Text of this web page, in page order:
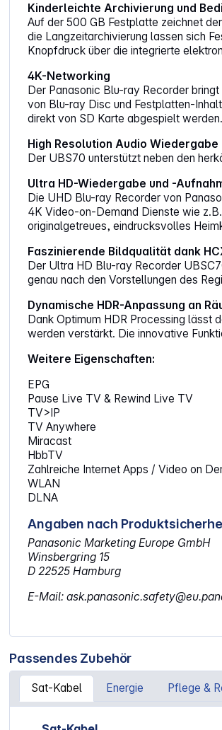
Kinderleichte Archivierung und
Auf der 500 GB Festplatte zeichnet
die Langzeitarchivierung lassen sich
Knopfdruck über die integrierte
4K-Networking
Der Panasonic Blu-ray Recorder
von Blu-ray Disc und Festplatten-
direkt von SD Karte abgespielt werden.
High Resolution Audio Wiedergabe
Der UBS70 unterstützt neben den
Ultra HD-Wiedergabe und -
Die UHD Blu-ray Recorder von
4K Video-on-Demand Dienste wie
originalgetreues, eindrucksvolles
Faszinierende Bildqualität dank
Der Ultra HD Blu-ray Recorder
genau nach den Vorstellungen des
Dynamische HDR-Anpassung an
Dank Optimum HDR Processing lässt
werden verstärkt. Die innovative
Weitere Eigenschaften:
EPG
Pause Live TV & Rewind Live TV
TV>IP
TV Anywhere
Miracast
HbbTV
Zahlreiche Internet Apps / Video on
WLAN
DLNA
Angaben nach
Panasonic Marketing Europe GmbH
Winsbergring 15
D 22525 Hamburg
E-Mail:
Passendes Zubehör
Sat-Kabel Energie Pflege &